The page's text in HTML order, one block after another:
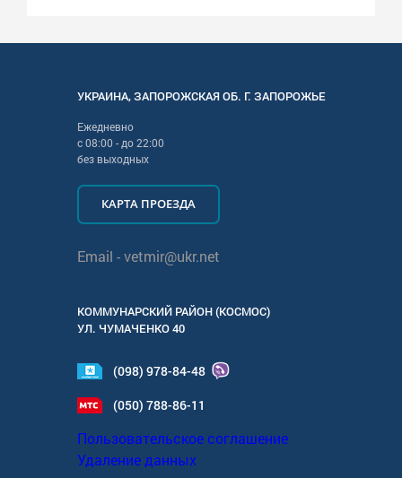
УКРАИНА,ЗАПОРОЖСКАЯОБ. Г. ЗАПОРОЖЬЕ
Ежедневно
с08:00 - до22:00
без выходных
КАРТА ПРОЕЗДА
Email -vetmir@ukr.net
КОММУНАРСКИЙ РАЙОН (КОСМОС)
УЛ. ЧУМАЧЕНКО 40
(098) 978-84-48
(050) 788-86-11
Пользовательское соглашение
Удаление данных